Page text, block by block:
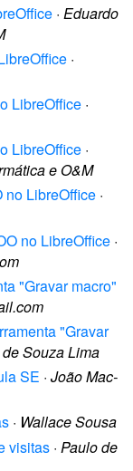
· Eduardo
·
LibreOffice ·
LibreOffice ·
e O&M
no LibreOffice ·
no LibreOffice ·
"Gravar macro"
"Gravar
Souza Lima
SE · João Mac-
· Wallace Sousa
visitas · Paulo de